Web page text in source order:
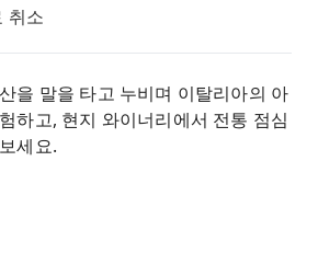
취소
을 말을 타고 누비며 이탈리아의 아
하고, 현지 와이너리에서 전통 점심
세요.